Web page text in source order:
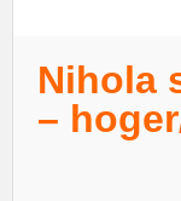
Nihola
–